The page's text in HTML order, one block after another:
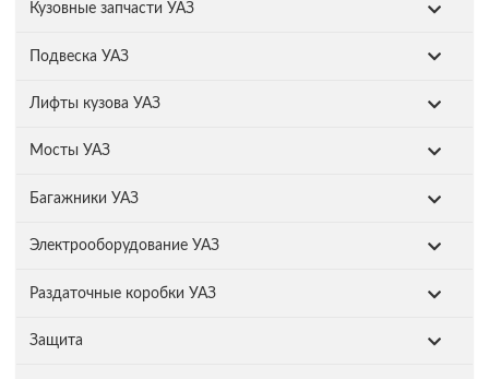
Кузовные запчасти УАЗ
Подвеска УАЗ
Лифты кузова УАЗ
Мосты УАЗ
Багажники УАЗ
Электрооборудование УАЗ
Раздаточные коробки УАЗ
Защита